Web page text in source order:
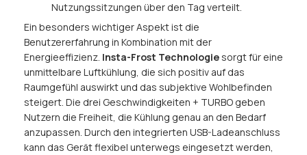
Nutzungssitzungen über den Tag verteilt.
Ein besonders wichtiger Aspekt ist die
Benutzererfahrung in Kombination mit der
Energieeffizienz. Insta-Frost Technologie sorgt für eine
unmittelbare Luftkühlung, die sich positiv auf das
Raumgefühl auswirkt und das subjektive Wohlbefinden
steigert. Die drei Geschwindigkeiten + TURBO geben
Nutzern die Freiheit, die Kühlung genau an den Bedarf
anzupassen. Durch den integrierten USB-Ladeanschluss
kann das Gerät flexibel unterwegs eingesetzt werden,